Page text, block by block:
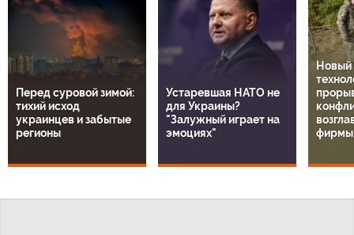
Перед суровой зимой:
тихий исход
украинцев и забытые
регионы
Устаревшая НАТО не
для Украины?
"Залужный играет на
эмоциях"
Новый
фирмы